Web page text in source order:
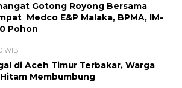
Gotong Royong Bersama
Medco E&P Malaka, BPMA, IM-
Pohon
WIB
di Aceh Timur Terbakar, Warga
Membumbung